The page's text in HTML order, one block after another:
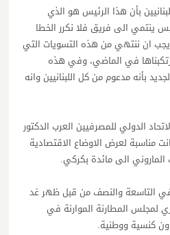
بأن هذا الرئيس هو الذي
ينتمي الى فريق فلا نكرر الخطا
ارتكبناه في العام 2016 ويجب ان ننتهي من هذه التسويات التي
في الماضي، وفي هذه
بأنه مدعوم من كل اللبنانيين وانه
الدولي للمصرفيين العرب الدكتور
مناسبة لعرض الاوضاع الاقتصادية
الماروني الى مائدة بكركي.
التاسعة والنصف من قبل ظهر غد
لمجلس المطارنة الموارنة في
كنسية ووطنية.